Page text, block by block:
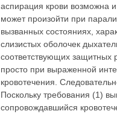
аспирация крови возможна
может произойти при
вызванных состояниях,
слизистых оболочек
соответствующих защитных
просто при выраженной
кровотечения.
Поскольку требования (1)
сопровождавшийся